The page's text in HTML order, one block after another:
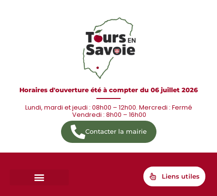
Horaires d'ouverture été à compter du 06 juillet 2026
Lundi, mardi et jeudi : 08h00 – 12h00. Mercredi : Fermé
Vendredi : 8h00 – 16h00
Contacter la mairie
Liens utiles